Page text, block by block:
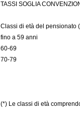
TASSI SOGLIA
Classi di età del pensionato
fino a 59 anni
60-69
70-79
(*) Le classi di età